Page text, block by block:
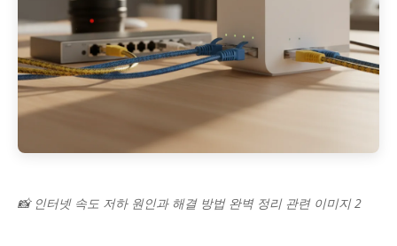
📸 인터넷 속도 저하 원인과 해결 방법 완벽 정리 관련 이미지 2